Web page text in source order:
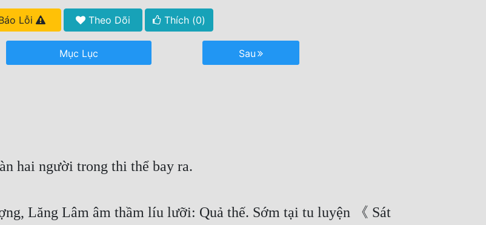
Lỗi Theo Dõi Thích (0)
Mục Lục Sau
hai người trong thi thể bay ra.
Lăng Lâm âm thầm líu lưỡi: Quả thế. Sớm tại tu luyện 《 Sát